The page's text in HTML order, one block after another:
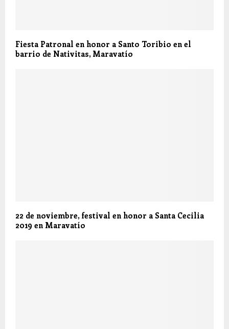
Fiesta Patronal en honor a Santo Toribio en el
barrio de Nativitas, Maravatío
22 de noviembre, festival en honor a Santa Cecilia
2019 en Maravatío